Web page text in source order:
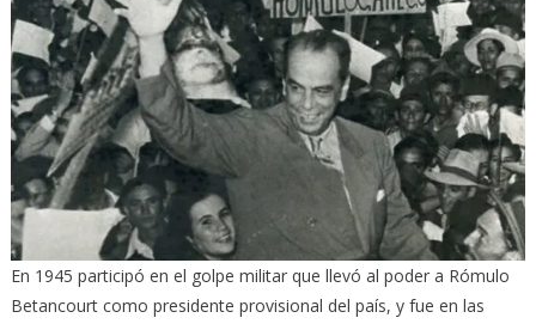
En 1945 participó en el golpe militar que llevó al poder a Rómulo
Betancourt como presidente provisional del país, y fue en las